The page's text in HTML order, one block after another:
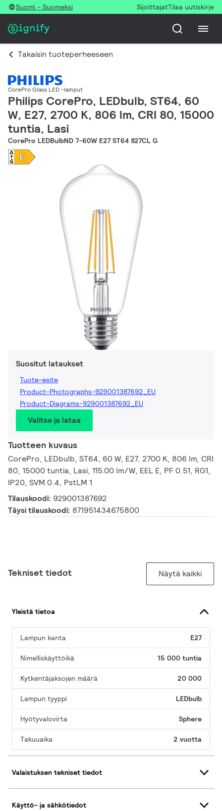
Suomi - Suomeksi SijoittajatTilaa uutiskirje
Takaisin tuoteperheeseen
CorePro Glass LED -lamput
Philips CorePro, LEDbulb, ST64, 60
W, E27, 2700 K, 806 lm, CRI 80, 15000
tuntia, Lasi
CorePro LEDBulbND 7-60W E27 ST64 827CL G
Suositut lataukset
Tuote-esite
Product-Photographs-929001387692_EU
Product-Diagrams-929001387692_EU
Valitse ja lataa
Tuotteen kuvaus
CorePro, LEDbulb, ST64, 60 W, E27, 2700 K, 806 lm, CRI
80, 15000 tuntia, Lasi, 115.00 lm/W, EEL E, PF 0.51, RG1,
IP20, SVM 0.4, PstLM 1
Tilauskoodi: 929001387692
Täysi tilauskoodi: 871951434675800
Tekniset tiedot Näytä kaikki
Yleistä tietoa
Lampun kanta E27
Nimelliskäyttöikä 15 000 tuntia
Kytkentäjaksojen määrä 20 000
Lampun tyyppi LEDbulb
Hyötyvalovirta Sphere
Takuuaika 2 vuotta
Valaistuksen tekniset tiedot
Käyttö- ja sähkötiedot